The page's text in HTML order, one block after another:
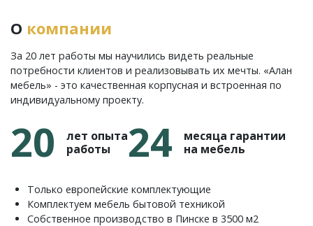
О компании
За 20 лет работы мы научились видеть реальные
потребности клиентов и реализовывать их мечты. «Алан
мебель» - это качественная корпусная и встроенная по
индивидуальному проекту.
20
лет опыта
работы
24
месяца гарантии
на мебель
Только европейские комплектующие
Комплектуем мебель бытовой техникой
Собственное производство в Пинске в 3500 м2